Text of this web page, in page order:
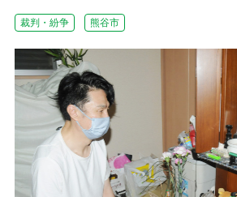
裁判・紛争 熊谷市